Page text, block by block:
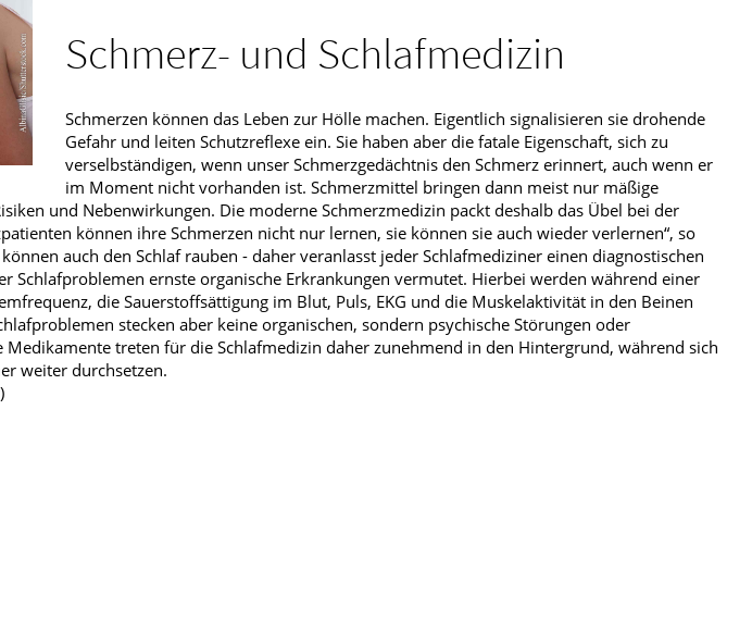
Schmerz- und Schlafmedizin
Schmerzen können das Leben zur Hölle machen. Eigentlich signalisieren sie drohende
Gefahr und leiten Schutzreflexe ein. Sie haben aber die fatale Eigenschaft, sich zu
verselbständigen, wenn unser Schmerzgedächtnis den Schmerz erinnert, auch wenn er
im Moment nicht vorhanden ist. Schmerzmittel bringen dann meist nur mäßige
und Nebenwirkungen. Die moderne Schmerzmedizin packt deshalb das Übel bei der
können ihre Schmerzen nicht nur lernen, sie können sie auch wieder verlernen“, so
auch den Schlaf rauben - daher veranlasst jeder Schlafmediziner einen diagnostischen
Schlafproblemen ernste organische Erkrankungen vermutet. Hierbei werden während einer
die Sauerstoffsättigung im Blut, Puls, EKG und die Muskelaktivität in den Beinen
stecken aber keine organischen, sondern psychische Störungen oder
Medikamente treten für die Schlafmedizin daher zunehmend in den Hintergrund, während sich
weiter durchsetzen.